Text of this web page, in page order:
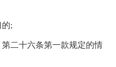
;
二十六条第一款规定的情